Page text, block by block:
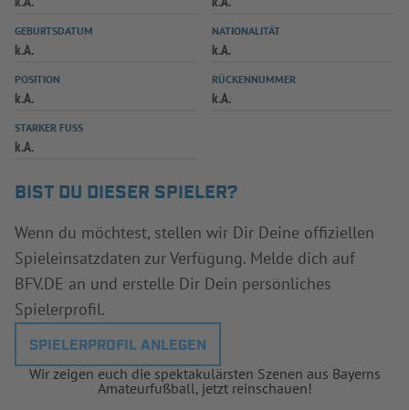
SPIELPLUS
GEBURTSDATUM
k.A.
NATIONALITÄT
k.A.
POSITION
k.A.
RÜCKENNUMMER
k.A.
STARKER FUSS
k.A.
BIST DU DIESER SPIELER?
Wenn du möchtest, stellen wir Dir Deine offiziellen
Spieleinsatzdaten zur Verfügung. Melde dich auf
BFV.DE an und erstelle Dir Dein persönliches
Spielerprofil.
SPIELERPROFIL ANLEGEN
Wir zeigen euch die spektakulärsten Szenen aus Bayerns
Amateurfußball, jetzt reinschauen!